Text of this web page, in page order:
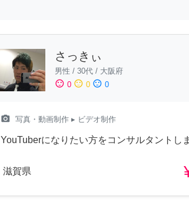
さっきぃ
男性 / 30代 / 大阪府
sentiment_satisfied 0 sentiment_neutral 0 sentiment_dissatisfied 0
camera_alt 写真・動画制作 ▸ ビデオ制作
YouTuberになりたい方をコンサルタントし
滋賀県